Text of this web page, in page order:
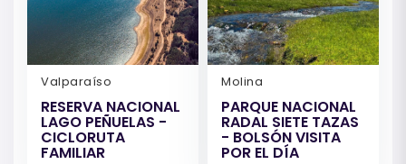
Valparaíso
RESERVA NACIONAL
LAGO PEÑUELAS -
CICLORUTA
FAMILIAR
Molina
PARQUE NACIONAL
RADAL SIETE TAZAS
- BOLSÓN VISITA
POR EL DÍA